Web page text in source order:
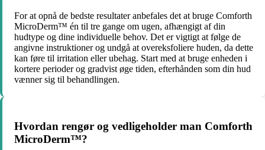
For at opnå de bedste resultater anbefales det at bruge Comforth
MicroDerm™ én til tre gange om ugen, afhængigt af din
hudtype og dine individuelle behov. Det er vigtigt at følge de
angivne instruktioner og undgå at overeksfoliere huden, da dette
kan føre til irritation eller ubehag. Start med at bruge enheden i
kortere perioder og gradvist øge tiden, efterhånden som din hud
vænner sig til behandlingen.
Hvordan rengør og vedligeholder man Comforth
MicroDerm™?